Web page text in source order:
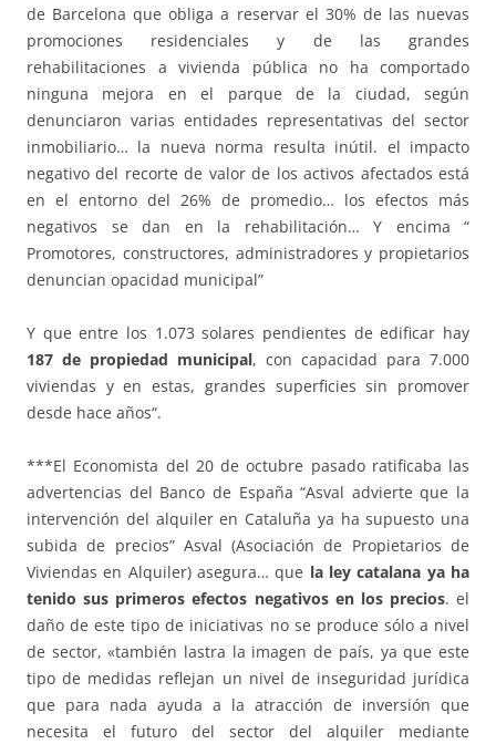
de Barcelona que obliga a reservar el 30% de las nuevas
promociones residenciales y de las grandes
rehabilitaciones a vivienda pública no ha comportado
ninguna mejora en el parque de la ciudad, según
denunciaron varias entidades representativas del sector
inmobiliario… la nueva norma resulta inútil. el impacto
negativo del recorte de valor de los activos afectados está
en el entorno del 26% de promedio… los efectos más
negativos se dan en la rehabilitación… Y encima “
Promotores, constructores, administradores y propietarios
denuncian opacidad municipal”
Y que entre los 1.073 solares pendientes de edificar hay
187 de propiedad municipal, con capacidad para 7.000
viviendas y en estas, grandes superficies sin promover
desde hace años“.
***El Economista del 20 de octubre pasado ratificaba las
advertencias del Banco de España “Asval advierte que la
intervención del alquiler en Cataluña ya ha supuesto una
subida de precios” Asval (Asociación de Propietarios de
Viviendas en Alquiler) asegura… que la ley catalana ya ha
tenido sus primeros efectos negativos en los precios. el
daño de este tipo de iniciativas no se produce sólo a nivel
de sector, «también lastra la imagen de país, ya que este
tipo de medidas reflejan un nivel de inseguridad jurídica
que para nada ayuda a la atracción de inversión que
necesita el futuro del sector del alquiler mediante